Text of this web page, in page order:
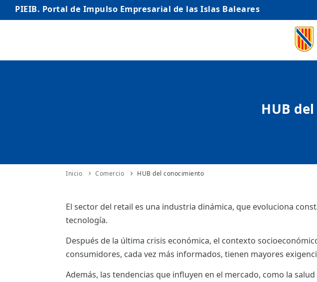
PIEIB. Portal de Impulso Empresarial de las Islas Baleares
INICIO
INTERNACIONALIZACIÓN
HUB
Inicio Comercio HUB del conocimiento
El sector del retail es una industria dinámica, que evoluciona
tecnología.
Después de la última crisis económica, el contexto
consumidores, cada vez más informados, tienen mayores
Además, las tendencias que influyen en el mercado, como la